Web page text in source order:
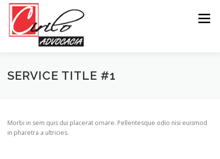
Pular
conteúdo
Menu
SERVICE TITLE #1
Morbi in sem quis dui placerat ornare. Pellentesque odio nisi euismod
in pharetra a ultricies.